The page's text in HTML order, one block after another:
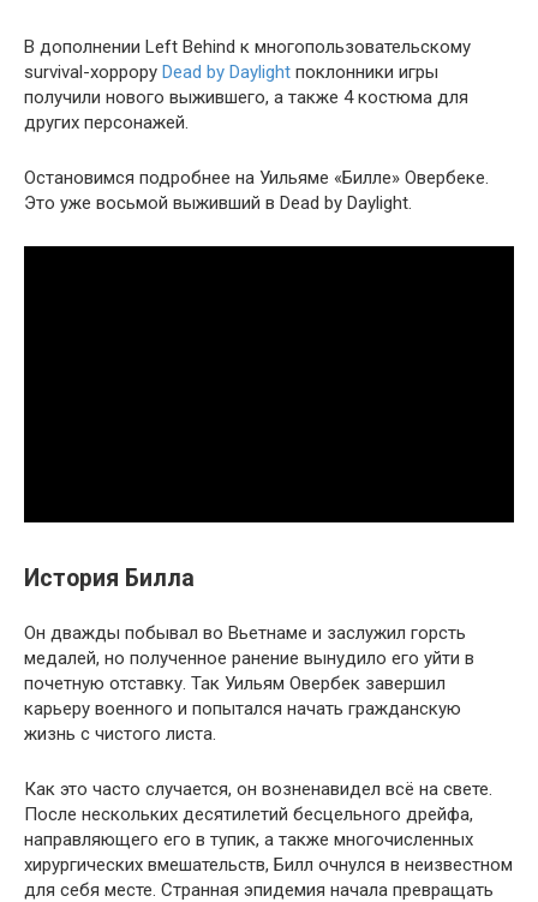
В дополнении Left Behind к многопользовательскому
survival-хоррору Dead by Daylight поклонники игры
получили нового выжившего, а также 4 костюма для
других персонажей.
Остановимся подробнее на Уильяме «Билле» Овербеке.
Это уже восьмой выживший в Dead by Daylight.
История Билла
Он дважды побывал во Вьетнаме и заслужил горсть
медалей, но полученное ранение вынудило его уйти в
почетную отставку. Так Уильям Овербек завершил
карьеру военного и попытался начать гражданскую
жизнь с чистого листа.
Как это часто случается, он возненавидел всё на свете.
После нескольких десятилетий бесцельного дрейфа,
направляющего его в тупик, а также многочисленных
хирургических вмешательств, Билл очнулся в неизвестном
для себя месте. Странная эпидемия начала превращать